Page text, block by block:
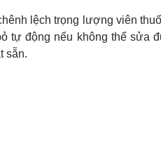
lệch trọng lượng viên
tự động nếu không thể sửa
sẵn.